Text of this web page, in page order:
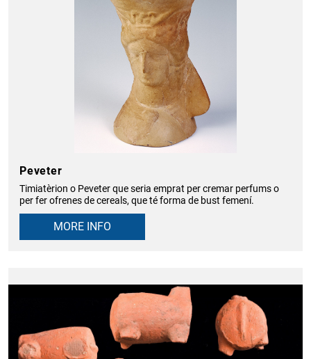
Peveter
Timiatèrion o Peveter que seria emprat per cremar perfums o
per fer ofrenes de cereals, que té forma de bust femení.
MORE INFO